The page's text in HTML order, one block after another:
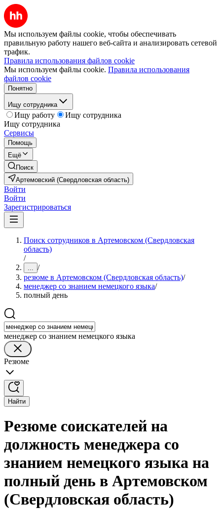
Мы используем файлы cookie, чтобы обеспечивать
правильную работу нашего веб-сайта и анализировать сетевой
трафик.
Правила использования файлов cookie
Мы используем файлы cookie. Правила использования
файлов cookie
Понятно
Ищу сотрудника
Ищу работу
Ищу сотрудника
Ищу сотрудника
Сервисы
Помощь
Ещё
Поиск
Артемовский (Свердловская область)
Войти
Войти
Зарегистрироваться
Поиск сотрудников в Артемовском (Свердловская
область)
/
... /
резюме в Артемовском (Свердловская область)/
менеджер со знанием немецкого языка/
полный день
менеджер со знанием немецкого языка
Резюме
Найти
Резюме соискателей на
должность менеджера со
знанием немецкого языка на
полный день в Артемовском
(Свердловская область)